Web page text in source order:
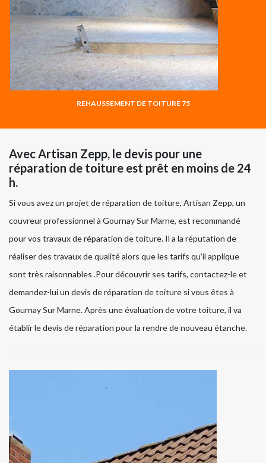
REHAUSSEMENT DE TOITURE 75
Avec Artisan Zepp, le devis pour une
réparation de toiture est prêt en moins de 24
h.
Si vous avez un projet de réparation de toiture, Artisan Zepp, un
couvreur professionnel à Gournay Sur Marne, est recommandé
pour vos travaux de réparation de toiture. Il a la réputation de
réaliser des travaux de qualité alors que les tarifs qu’il applique
sont très raisonnables .Pour découvrir ses tarifs, contactez-le et
demandez-lui un devis de réparation de toiture si vous êtes à
Gournay Sur Marne. Après une évaluation de votre toiture, il va
établir le devis de réparation pour la rendre de nouveau étanche.